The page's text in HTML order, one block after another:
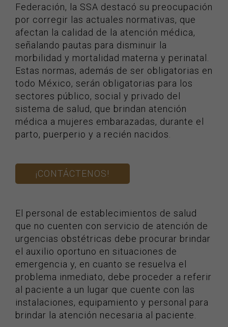
Federación, la SSA destacó su preocupación
por corregir las actuales normativas, que
afectan la calidad de la atención médica,
señalando pautas para disminuir la
morbilidad y mortalidad materna y perinatal.
Estas normas, además de ser obligatorias en
todo México, serán obligatorias para los
sectores público, social y privado del
sistema de salud, que brindan atención
médica a mujeres embarazadas, durante el
parto, puerperio y a recién nacidos.
¡CONTÁCTENOS!
El personal de establecimientos de salud
que no cuenten con servicio de atención de
urgencias obstétricas debe procurar brindar
el auxilio oportuno en situaciones de
emergencia y, en cuanto se resuelva el
problema inmediato, debe proceder a referir
al paciente a un lugar que cuente con las
instalaciones, equipamiento y personal para
brindar la atención necesaria al paciente.